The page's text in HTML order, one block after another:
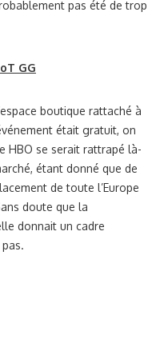
pas été de trop
boutique rattaché à
était gratuit, on
HBO se serait rattrapé là-
étant donné que de
de toute l’Europe
doute que la
donnait un cadre